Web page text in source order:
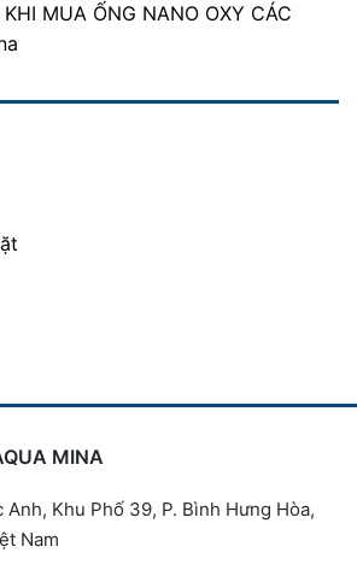
MUA ỐNG NANO OXY CÁC
MINA
Khu Phố 39, P. Bình Hưng Hòa,
Nam